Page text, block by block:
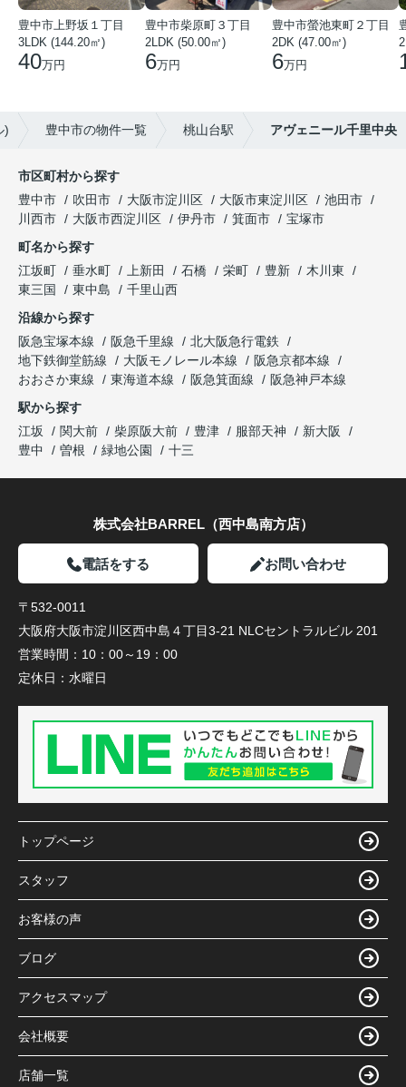
豊中市上野坂１丁目
3LDK (144.20㎡)
40万円
豊中市柴原町３丁目
2LDK (50.00㎡)
6万円
豊中市螢池東町２丁目
2DK (47.00㎡)
6万円
) 豊中市の物件一覧 桃山台駅 アヴェニール千里中央
市区町村から探す
豊中市
吹田市 大阪市淀川区 大阪市東淀川区
池田市
川西市
大阪市西淀川区 伊丹市 箕面市
宝塚市
町名から探す
江坂町
垂水町 上新田 石橋 栄町 豊新
木川東
東三国
東中島
千里山西
沿線から探す
阪急宝塚本線
阪急千里線
北大阪急行電鉄
地下鉄御堂筋線
大阪モノレール本線
阪急京都本線
おおさか東線
東海道本線 阪急箕面線
阪急神戸本線
駅から探す
江坂
関大前 柴原阪大前 豊津 服部天神
新大阪
豊中
曽根 緑地公園 十三
株式会社BARREL（西中島南方店）
電話をする お問い合わせ
〒532-0011
大阪府大阪市淀川区西中島４丁目3-21 NLCセントラルビル 201
営業時間： 10：00～19：00
定休日： 水曜日
トップページ
スタッフ
お客様の声
ブログ
アクセスマップ
会社概要
店舗一覧